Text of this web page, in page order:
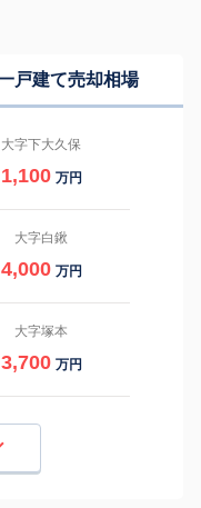
戸建て売却相場
大字下大久保
1,100 万円
大字白鍬
4,000 万円
大字塚本
3,700 万円